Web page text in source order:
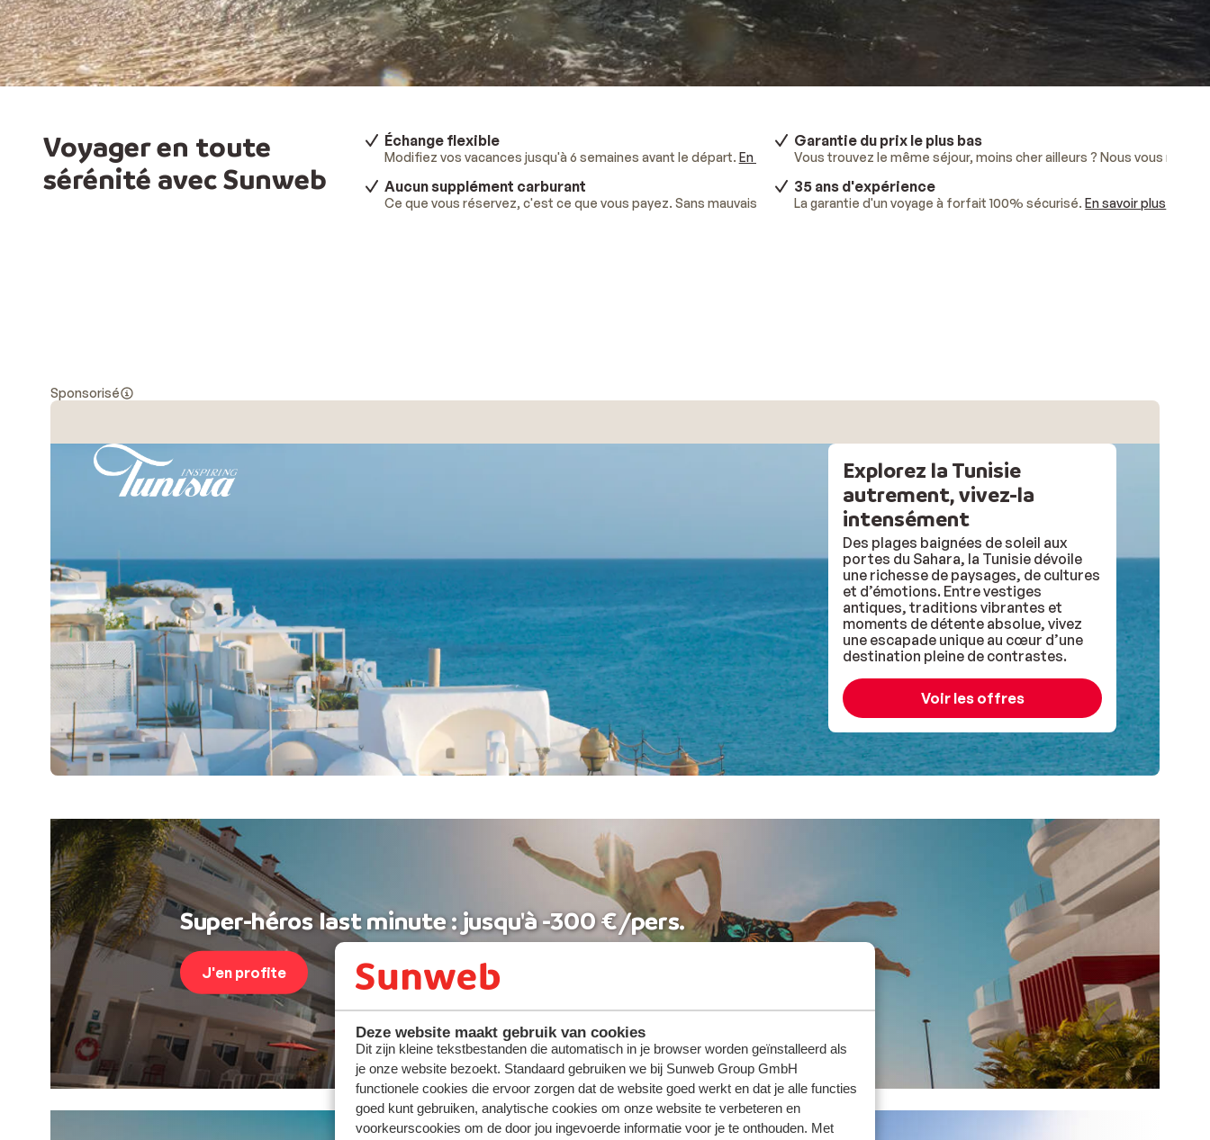
Deze website maakt gebruik van cookies
Dit zijn kleine tekstbestanden die automatisch in je browser worden geïnstalleerd als
je onze website bezoekt. Standaard gebruiken we bij Sunweb Group GmbH
functionele cookies die ervoor zorgen dat de website goed werkt en dat je alle functies
goed kunt gebruiken, analytische cookies om onze website te verbeteren en
voorkeurscookies om de door jou ingevoerde informatie voor je te onthouden. Met
Voyager en toute
sérénité avec Sunweb
Échange flexible
Modifiez vos vacances jusqu'à 6 semaines avant le départ. En savoir plus.
Garantie du prix le plus bas
Vous trouvez le même séjour, moins cher ailleurs ? Nous vous
Aucun supplément carburant
Ce que vous réservez, c'est ce que vous payez. Sans mauvaises surprises.En savoir plus.
35 ans d'expérience
La garantie d'un voyage à forfait 100% sécurisé.En savoir plus
Sponsorisé
Explorez la Tunisie
autrement, vivez-la
intensément
Des plages baignées de soleil aux
portes du Sahara, la Tunisie dévoile
une richesse de paysages, de cultures
et d’émotions. Entre vestiges
antiques, traditions vibrantes et
moments de détente absolue, vivez
une escapade unique au cœur d’une
destination pleine de contrastes.
Voir les offres
Super-héros last minute : jusqu'à -300 €/pers.
J'en profite